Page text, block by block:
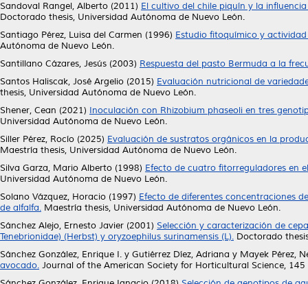
Sandoval Rangel, Alberto (2011) El cultivo del chile piquín y la
Doctorado thesis, Universidad Autónoma de Nuevo León.
Santiago Pérez, Luisa del Carmen (1996) Estudio fitoquímico y
Autónoma de Nuevo León.
Santillano Cázares, Jesús (2003) Respuesta del pasto Bermuda a la
Santos Haliscak, José Argelio (2015) Evaluación nutricional de
thesis, Universidad Autónoma de Nuevo León.
Shener, Cean (2021) Inoculación con Rhizobium phaseoli en tres
Universidad Autónoma de Nuevo León.
Siller Pérez, Rocío (2025) Evaluación de sustratos orgánicos en la
Maestría thesis, Universidad Autónoma de Nuevo León.
Silva Garza, Mario Alberto (1998) Efecto de cuatro fitorreguladores en
Universidad Autónoma de Nuevo León.
Solano Vázquez, Horacio (1997) Efecto de diferentes concentraciones
de alfalfa. Maestría thesis, Universidad Autónoma de Nuevo León.
Sánchez Alejo, Ernesto Javier (2001) Selección y caracterización de
Tenebrionidae) (Herbst) y oryzoephilus surinamensis (L). Doctorado
Sánchez González, Enrique I. y Gutiérrez Díez, Adriana y Mayek Pérez,
avocado. Journal of the American Society for Horticultural Science,